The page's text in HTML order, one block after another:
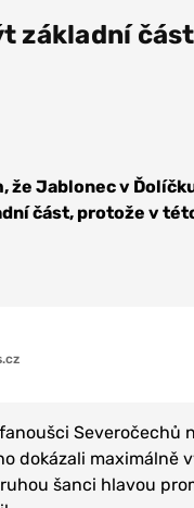
základní
Jablonec v
část, protože v
Severočechů
dokázali maximálně
šanci hlavou